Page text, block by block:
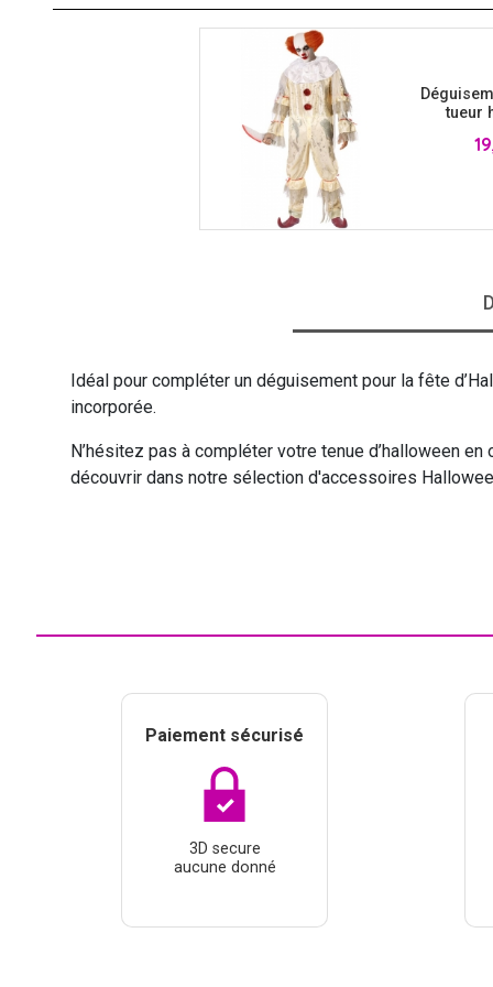
WESTERN
tueur
Prix
Idéal pour compléter un déguisement pour la fête
incorporée.
N’hésitez pas à compléter votre tenue d’halloween
découvrir dans notre sélection d'accessoires
Paiement sécurisé
3D secure
aucune donné